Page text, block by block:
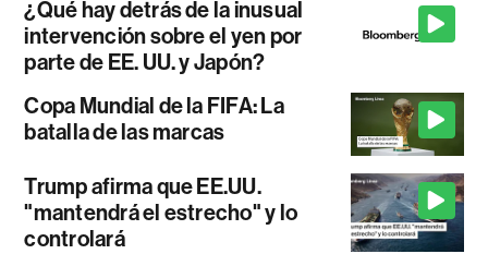
¿Qué hay detrás de la inusual
intervención sobre el yen por
parte de EE. UU. y Japón?
Copa Mundial de la FIFA: La
batalla de las marcas
Trump afirma que EE.UU.
"mantendrá el estrecho" y lo
controlará